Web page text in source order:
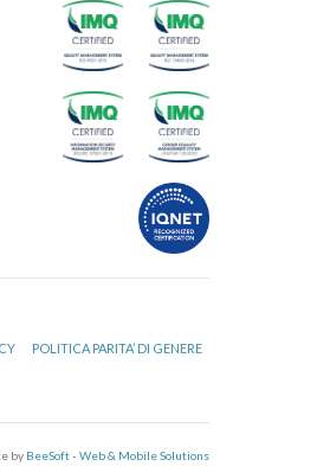
POLITICA PARITA’ DI GENERE
by BeeSoft - Web & Mobile Solutions